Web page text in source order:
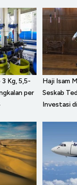
3 Kg, 5,5-
per
Haji Isam
Seskab
Investasi